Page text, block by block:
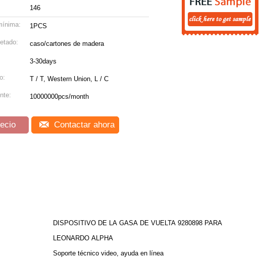
146
1PCS
caso/cartones de madera
3-30days
T / T, Western Union, L / C
10000000pcs/month
Contactar ahora
DISPOSITIVO DE LA GASA DE VUELTA 9280898 PARA
LEONARDO ALPHA
Soporte técnico video, ayuda en línea